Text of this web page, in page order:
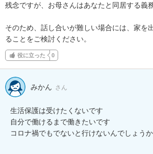
残念ですが、お母さんはあなたと同居する義
そのため、話し合いが難しい場合には、家を
ることをご検討ください。
役に立った 0
みかん さん
生活保護は受けたくないです
自分で働けるまで働きたいです
コロナ禍でもでないと行けないんでしょうか